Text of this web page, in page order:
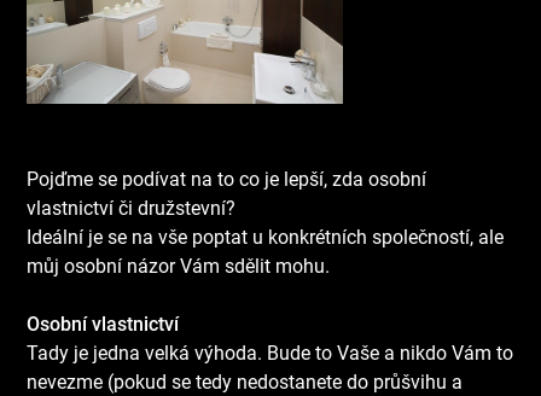
Pojďme se podívat na to co je lepší, zda osobní
vlastnictví či družstevní?
Ideální je se na vše poptat u konkrétních společností, ale
můj osobní názor Vám sdělit mohu.
Osobní vlastnictví
Tady je jedna velká výhoda. Bude to Vaše a nikdo Vám to
nevezme (pokud se tedy nedostanete do průšvihu a